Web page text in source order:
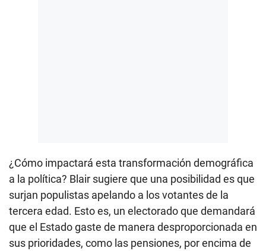
¿Cómo impactará esta transformación demográfica
a la política? Blair sugiere que una posibilidad es que
surjan populistas apelando a los votantes de la
tercera edad. Esto es, un electorado que demandará
que el Estado gaste de manera desproporcionada en
sus prioridades, como las pensiones, por encima de